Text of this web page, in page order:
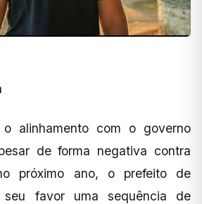
alinhamento com o governo
de forma negativa contra
próximo ano, o prefeito de
favor uma sequência de